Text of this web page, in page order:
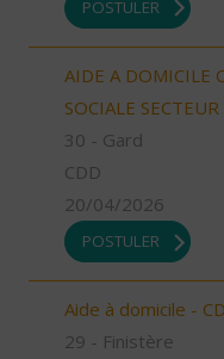
POSTULER
AIDE A DOMICILE
SOCIALE
30 - Gard
CDD
20/04/2026
POSTULER
Aide à domicile -
29 - Finistère